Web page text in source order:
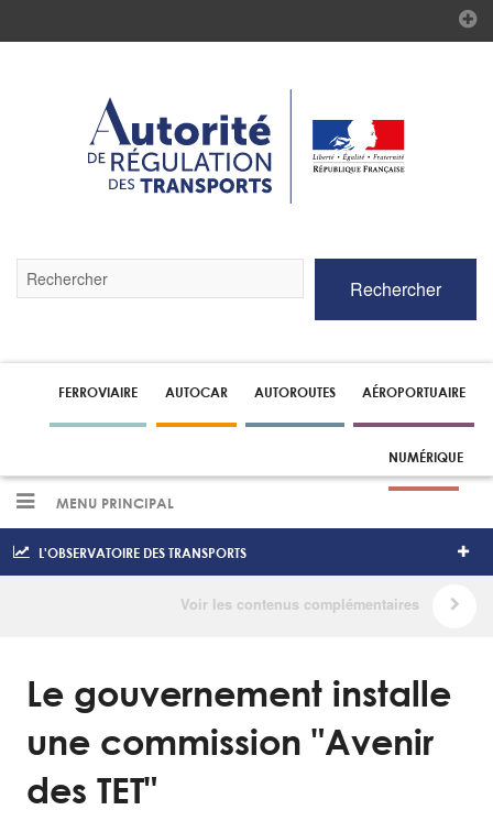
par
pour
recherche
Rechercher
FERROVIAIRE AUTOCAR AUTOROUTES AÉROPORTUAIRE
NUMÉRIQUE
MENU PRINCIPAL
L'OBSERVATOIRE DES TRANSPORTS
Le gouvernement installe
une commission "Avenir
des TET"